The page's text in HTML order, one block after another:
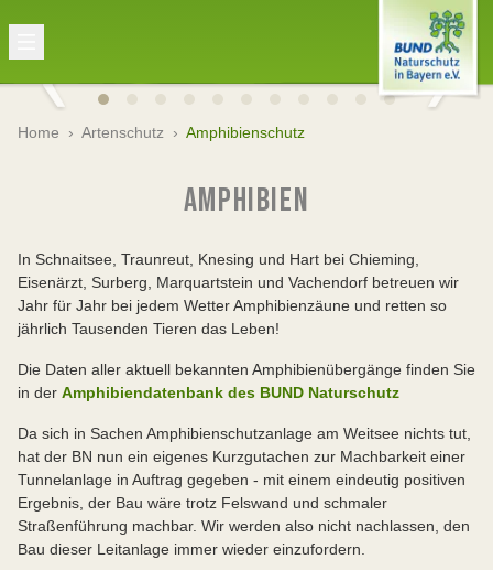
Home › Artenschutz › Amphibienschutz
AMPHIBIEN
In Schnaitsee, Traunreut, Knesing und Hart bei Chieming,
Eisenärzt, Surberg, Marquartstein und Vachendorf betreuen wir
Jahr für Jahr bei jedem Wetter Amphibienzäune und retten so
jährlich Tausenden Tieren das Leben!
Die Daten aller aktuell bekannten Amphibienübergänge finden Sie
in der Amphibiendatenbank des BUND Naturschutz
Da sich in Sachen Amphibienschutzanlage am Weitsee nichts tut,
hat der BN nun ein eigenes Kurzgutachen zur Machbarkeit einer
Tunnelanlage in Auftrag gegeben - mit einem eindeutig positiven
Ergebnis, der Bau wäre trotz Felswand und schmaler
Straßenführung machbar. Wir werden also nicht nachlassen, den
Bau dieser Leitanlage immer wieder einzufordern.